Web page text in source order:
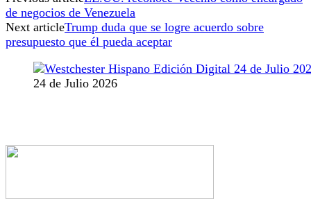
de negocios de Venezuela
Next articleTrump duda que se logre acuerdo sobre
presupuesto que él pueda aceptar
24 de Julio 2026